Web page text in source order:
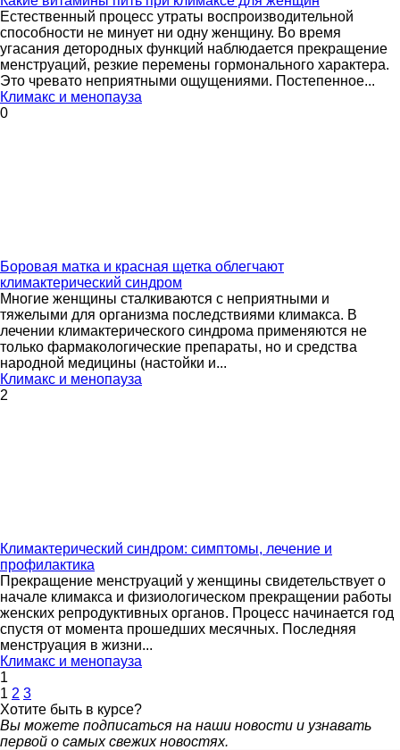
Естественный процесс утраты воспроизводительной
способности не минует ни одну женщину. Во время
угасания детородных функций наблюдается прекращение
менструаций, резкие перемены гормонального характера.
Это чревато неприятными ощущениями. Постепенное...
Климакс и менопауза
0
Боровая матка и красная щетка облегчают
климактерический синдром
Многие женщины сталкиваются с неприятными и
тяжелыми для организма последствиями климакса. В
лечении климактерического синдрома применяются не
только фармакологические препараты, но и средства
народной медицины (настойки и...
Климакс и менопауза
2
Климактерический синдром: симптомы, лечение и
профилактика
Прекращение менструаций у женщины свидетельствует о
начале климакса и физиологическом прекращении работы
женских репродуктивных органов. Процесс начинается год
спустя от момента прошедших месячных. Последняя
менструация в жизни...
Климакс и менопауза
1
1 2 3
Хотите быть в курсе?
Вы можете подписаться на наши новости и узнавать
первой о самых свежих новостях.